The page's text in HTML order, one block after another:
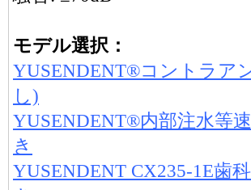
モデル選択：
YUSENDENT®コントラア
し)
YUSENDENT®内部注水等
き
YUSENDENT CX235-1E歯